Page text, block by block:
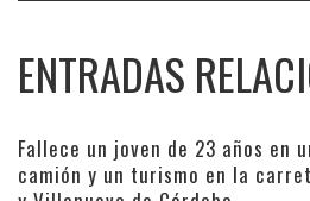
ENTRADAS
Fallece un joven de 23 años en
camión y un turismo en la